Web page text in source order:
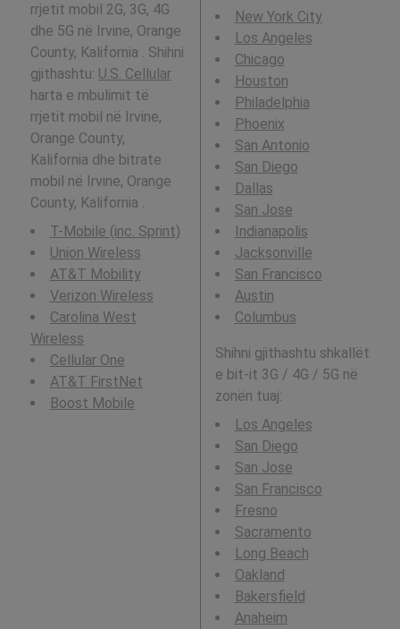
rrjetit mobil 2G, 3G, 4G
dhe 5G në Irvine, Orange
County, Kalifornia . Shihni
gjithashtu: U.S. Cellular
harta e mbulimit të
rrjetit mobil në Irvine,
Orange County,
Kalifornia dhe bitrate
mobil në Irvine, Orange
County, Kalifornia .
T-Mobile (inc. Sprint)
Union Wireless
AT&T Mobility
Verizon Wireless
Carolina West
Wireless
Cellular One
AT&T FirstNet
Boost Mobile
New York City
Los Angeles
Chicago
Houston
Philadelphia
Phoenix
San Antonio
San Diego
Dallas
San Jose
Indianapolis
Jacksonville
San Francisco
Austin
Columbus
Shihni gjithashtu shkallët
e bit-it 3G / 4G / 5G në
zonën tuaj:
Los Angeles
San Diego
San Jose
San Francisco
Fresno
Sacramento
Long Beach
Oakland
Bakersfield
Anaheim